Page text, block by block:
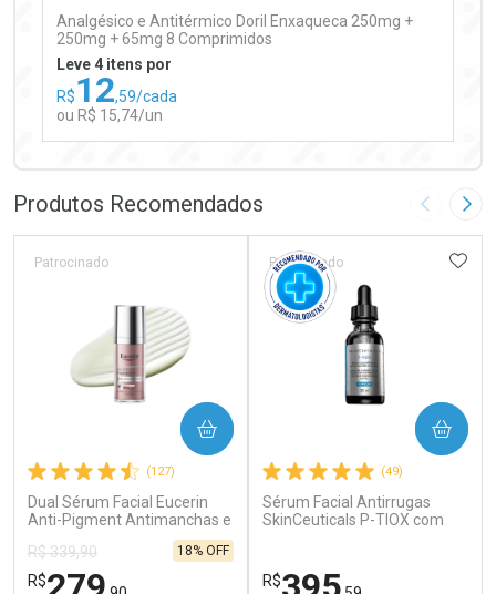
Analgésico e Antitérmico Doril Enxaqueca 250mg +
250mg + 65mg 8 Comprimidos
Leve 4 itens por
R$12,59/cada
ou R$ 15,74/un
Laboratório
Ativar Desconto
Comprar sem Desconto
Por R$ 15,74/cada
Por Menos
Comprar sem Desconto
Por R$ 15,74/cada
Produtos Recomendados Imagem
(127)
Dual Sérum Facial Eucerin
Anti-Pigment Antimanchas e
Patrocinado
R$ 339,90
R$
18% OFF
COMPRAR
(49)
Sérum Facial Antirrugas
SkinCeuticals P-TIOX com
Patrocinado
R$
COMPRAR